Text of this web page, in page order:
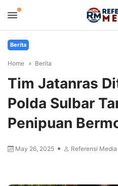
Berita
Home Berita
Tim Jatanras
Polda Sulbar
Penipuan
May 26, 2025 Referensi Media